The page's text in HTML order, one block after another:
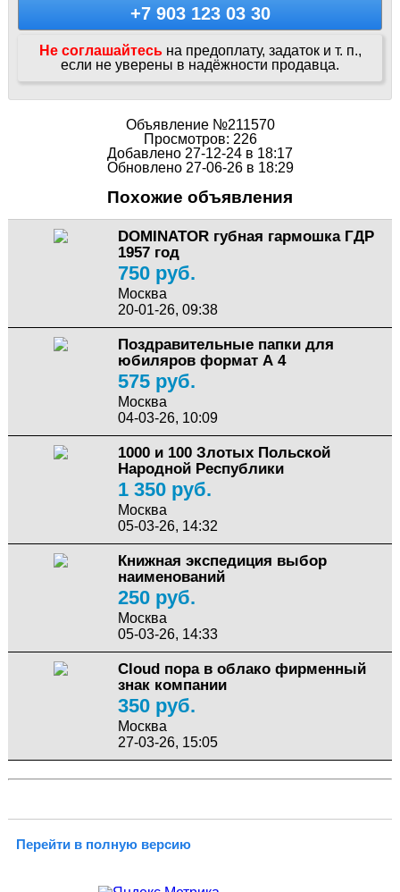
+7 903 123 03 30
Не соглашайтесь на предоплату, задаток и т. п.,
если не уверены в надёжности продавца.
Объявление №211570
Просмотров: 226
Добавлено 27-12-24 в 18:17
Обновлено 27-06-26 в 18:29
Похожие объявления
DOMINATOR губная гармошка ГДР
1957 год
750 руб.
Москва
20-01-26, 09:38
Поздравительные папки для
юбиляров формат А 4
575 руб.
Москва
04-03-26, 10:09
1000 и 100 Злотых Польской
Народной Республики
1 350 руб.
Москва
05-03-26, 14:32
Книжная экспедиция выбор
наименований
250 руб.
Москва
05-03-26, 14:33
Cloud пора в облако фирменный
знак компании
350 руб.
Москва
27-03-26, 15:05
Перейти в полную версию